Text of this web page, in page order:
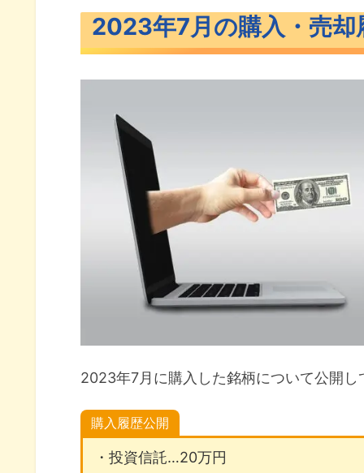
2023年7月の積立投資（投資信
2023年7月に購入した米国株
2023年7月に売却した米国株
2023年7月暗号資産の購入履歴
2023年7月のCFD投資
購入・売却の理由
売却理由
2023年の投資方針『新NISAを見据
2024年からの新NISAに備える
2023年7月の購入・売却
2023年7月に購入した銘柄について公開し
購入履歴公開
・投資信託…20万円